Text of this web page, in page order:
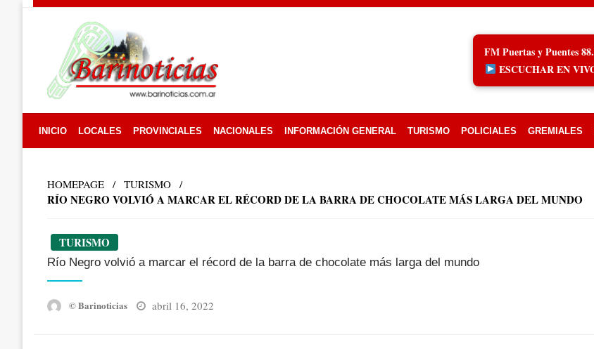
FM Puertas y Puentes
ESCUCHAR EN
INICIO LOCALES PROVINCIALES NACIONALES INFORMACIÓN GENERAL TURISMO POLICIALES GREMIALES
HOMEPAGE TURISMO
RÍO NEGRO VOLVIÓ A MARCAR EL RÉCORD DE LA BARRA DE CHOCOLATE MÁS LARGA DEL MUNDO
TURISMO
Río Negro volvió a marcar el récord de la barra de chocolate más larga del mundo
© Barinoticias
Posted
abril 16, 2022